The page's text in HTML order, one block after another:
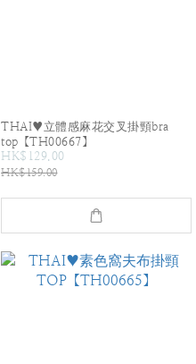
THAI♥立體感麻花交叉掛頸bra
top【TH00667】
HK$129.00
HK$159.00